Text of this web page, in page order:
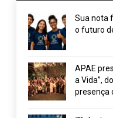
Sua nota
o futuro
APAE
a Vida”,
presença